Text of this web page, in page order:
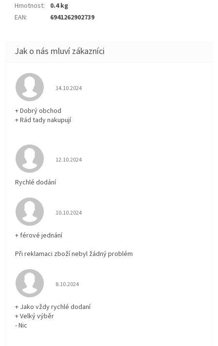
Hmotnost:
0.4 kg
EAN: 6941262902739
Hodnocení obchodu je 5 z 5 hvězdiček.
14.10.2024
+ Dobrý obchod
+ Rád tady nakupují
Hodnocení obchodu je 5 z 5 hvězdiček.
12.10.2024
Rychlé dodání
Hodnocení obchodu je 5 z 5 hvězdiček.
10.10.2024
+ férové jednání
Při reklamaci zboží nebyl žádný problém
Hodnocení obchodu je 5 z 5 hvězdiček.
8.10.2024
+ Jako vždy rychlé dodaní
+ Velký výběr
- Nic